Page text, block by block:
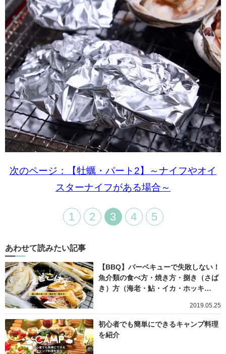
次のページ：【牡蠣・パート2】～ナイフやオイ
スターナイフがある場合～
1 2 3 4 5
あわせて読みたい記事
【BBQ】バーベキューで失敗しない！
魚介類の食べ方・焼き方・捌き（さば
き）方（海老・鮎・イカ・ホッキ…
2019.05.25
初心者でも簡単にできるキャンプ料理
を紹介